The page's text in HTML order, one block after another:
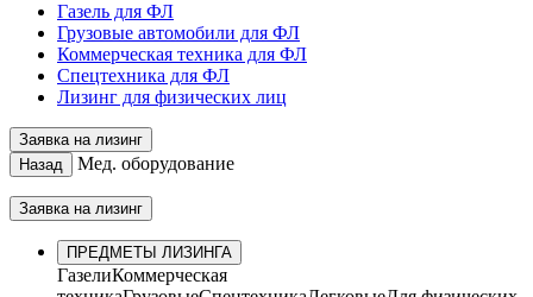
Газель для ФЛ
Грузовые автомобили для ФЛ
Коммерческая техника для ФЛ
Спецтехника для ФЛ
Лизинг для физических лиц
Заявка на лизинг
Назад
Мед. оборудование
Заявка на лизинг
ПРЕДМЕТЫ ЛИЗИНГА
ГазелиКоммерческая